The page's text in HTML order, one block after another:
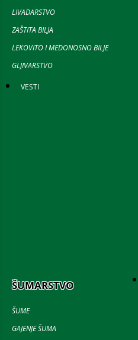
LIVADARSTVO
ZAŠTITA BILJA
LEKOVITO I MEDONOSNO BILJE
GLJIVARSTVO
VESTI
ŠUMARSTVO
ŠUME
GAJENJE ŠUMA